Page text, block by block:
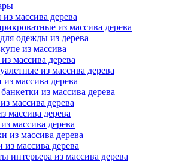
массива дерева
из массива дерева
одежды из дерева
из массива
массива дерева
из массива дерева
массива дерева
из массива дерева
массива дерева
массива дерева
массива дерева
из массива дерева
массива дерева
интерьера из массива дерева